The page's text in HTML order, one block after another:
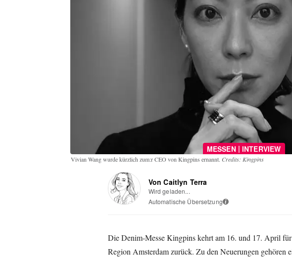
MESSEN | INTERVIEW
Vivian Wang wurde kürzlich zum:r CEO von Kingpins ernannt. Credits: Kingpins
Von Caitlyn Terra
Wird geladen...
Automatische Übersetzung i
Die Denim-Messe Kingpins kehrt am 16. und 17. April
Region Amsterdam zurück. Zu den Neuerungen gehören